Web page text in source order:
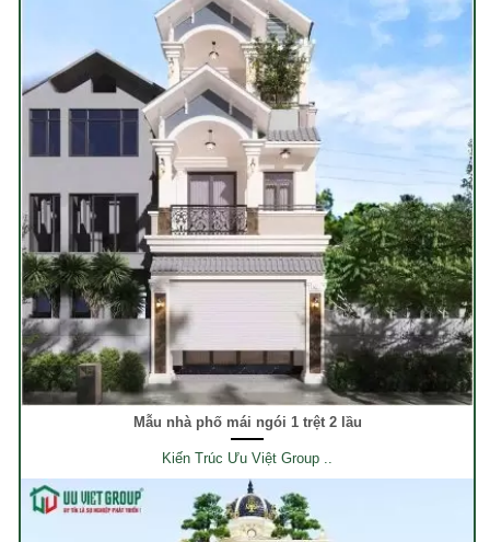
Mẫu nhà phố mái ngói 1 trệt 2 lầu
Kiến Trúc Ưu Việt Group ..